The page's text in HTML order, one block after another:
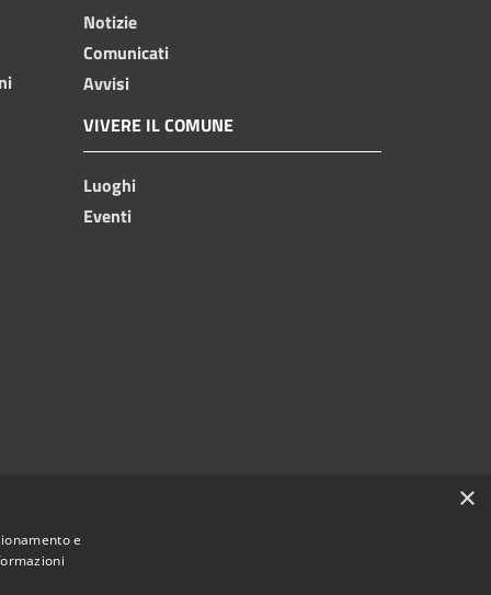
Notizie
Comunicati
Avvisi
VIVERE IL COMUNE
Luoghi
Eventi
×
e